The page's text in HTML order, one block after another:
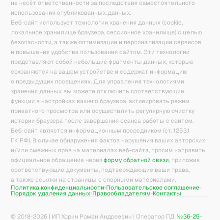
не несёт ответственности за последствия самостоятельного
использования опубликованных данных.
Веб-сайт использует технологии хранения данных (cookie,
локальное хранилище браузера, сессионное хранилище) с целью
безопасности, а также оптимизации и персонализации сервисов
и повышения удобства пользования сайтом. Эти технологии
представляют собой небольшие фрагменты данных, которые
сохраняются на вашем устройстве и содержат информацию
о предыдущих посещениях. Для управления технологиями
хранения данных вы можете отключить соответствующие
функции в настройках вашего браузера, активировать режим
приватного просмотра или осуществлять регулярную очистку
истории браузера после завершения сеанса работы с сайтом.
Веб-сайт является информационным посредником (ст. 1253.1
ГК РФ). В случае обнаружения фактов нарушения ваших авторских
и/или смежных прав на материалах веб-сайта, просим направить
официальное обращение через форму обратной связи, приложив
соответствующие документы, подтверждающие ваши права,
а также ссылки на страницы с спорными материалами.
Политика конфиденциальности Пользовательское соглашение
Порядок удаления данных Правообладателям Контакты
© 2018-2026 | ИП Хорин Роман Андреевич | Оператор ПД №36-25-